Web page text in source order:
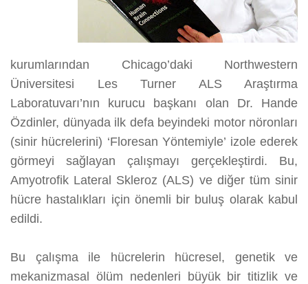
kurumlarından Chicago’daki Northwestern
Üniversitesi Les Turner ALS Araştırma
Laboratuvarı’nın kurucu başkanı olan Dr. Hande
Özdinler, dünyada ilk defa beyindeki motor nöronları
(sinir hücrelerini) ‘Floresan Yöntemiyle’ izole ederek
görmeyi sağlayan çalışmayı gerçekleştirdi. Bu,
Amyotrofik Lateral Skleroz (ALS) ve diğer tüm sinir
hücre hastalıkları için önemli bir buluş olarak kabul
edildi.
Bu çalışma ile hücrelerin hücresel, genetik ve
mekanizmasal ölüm nedenleri büyük bir titizlik ve